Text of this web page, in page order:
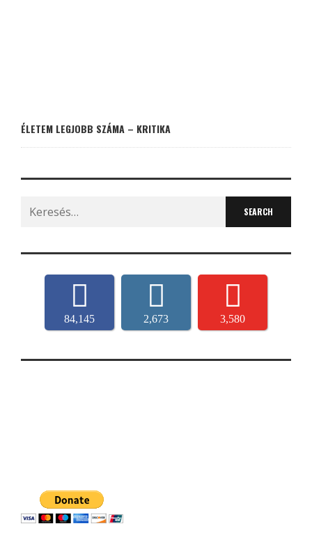
ÉLETEM LEGJOBB SZÁMA – KRITIKA
Search
for:
84,145 2,673 3,580